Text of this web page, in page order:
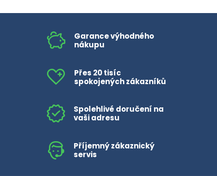
Garance výhodného
nákupu
Přes 20 tisíc
spokojených zákazníků
Spolehlivé doručení na
vaši adresu
Příjemný zákaznický
servis